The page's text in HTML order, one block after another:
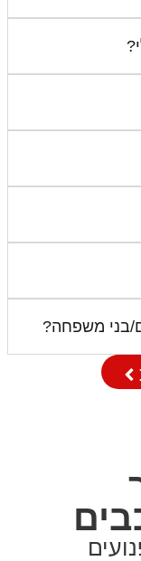
בני משפחה?